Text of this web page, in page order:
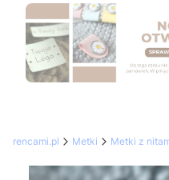
Naciśnij Enter lub
rencami.pl Metki Metki z